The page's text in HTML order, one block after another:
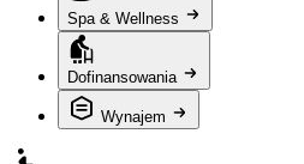
Spa & Wellness
Dofinansowania
Wynajem